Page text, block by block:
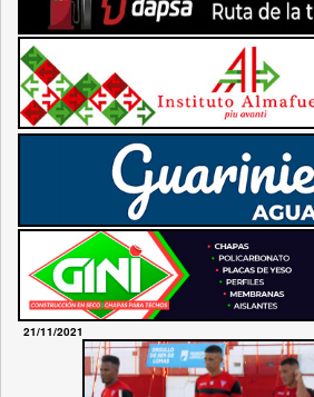
21/11/2021